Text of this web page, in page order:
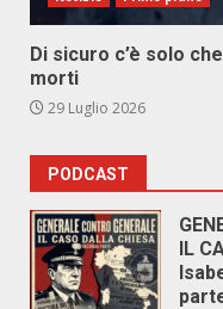
Di sicuro c’è solo
morti
29 Luglio 2026
PODCAST
IL